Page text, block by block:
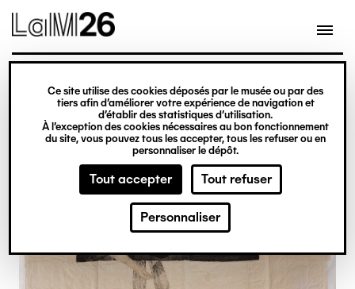
Gestion des cookies
Ce site utilise des cookies déposés par le musée ou par des
tiers afin d’améliorer votre expérience de navigation et
d’établir des statistiques d’utilisation.
À l’exception des cookies nécessaires au bon fonctionnement
du site, vous pouvez tous les accepter, tous les refuser ou en
personnaliser le dépôt.
Tout accepter Tout refuser
Personnaliser
contenu